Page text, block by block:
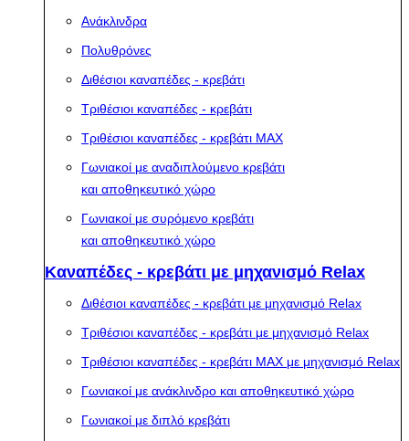
Ανάκλινδρα
Πολυθρόνες
Διθέσιοι καναπέδες - κρεβάτι
Τριθέσιοι καναπέδες - κρεβάτι
Τριθέσιοι καναπέδες - κρεβάτι MAX
Γωνιακοί με αναδιπλούμενο κρεβάτι
και αποθηκευτικό χώρο
Γωνιακοί με συρόμενο κρεβάτι
και αποθηκευτικό χώρο
Καναπέδες - κρεβάτι με μηχανισμό Relax
Διθέσιοι καναπέδες - κρεβάτι με μηχανισμό Relax
Τριθέσιοι καναπέδες - κρεβάτι με μηχανισμό Relax
Τριθέσιοι καναπέδες - κρεβάτι MAX με μηχανισμό Relax
Γωνιακοί με ανάκλινδρο και αποθηκευτικό χώρο
Γωνιακοί με διπλό κρεβάτι